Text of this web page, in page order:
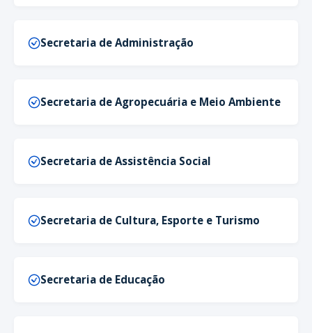
Secretaria de Administração
Secretaria de Agropecuária e Meio Ambiente
Secretaria de Assistência Social
Secretaria de Cultura, Esporte e Turismo
Secretaria de Educação